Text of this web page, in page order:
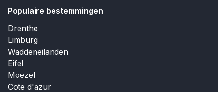
Populaire bestemmingen
Drenthe
Limburg
Waddeneilanden
Eifel
Moezel
Cote d'azur